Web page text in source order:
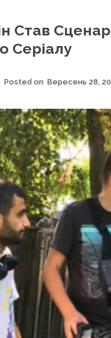
Став
Серіалу
Posted on Вересень 28,